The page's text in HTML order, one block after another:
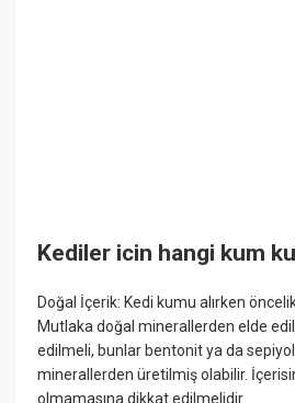
Kediler icin hangi kum
Doğal İçerik: Kedi kumu alırken
Mutlaka doğal minerallerden elde
edilmeli, bunlar bentonit ya da
minerallerden üretilmiş olabilir.
olmamasına dikkat edilmelidir.